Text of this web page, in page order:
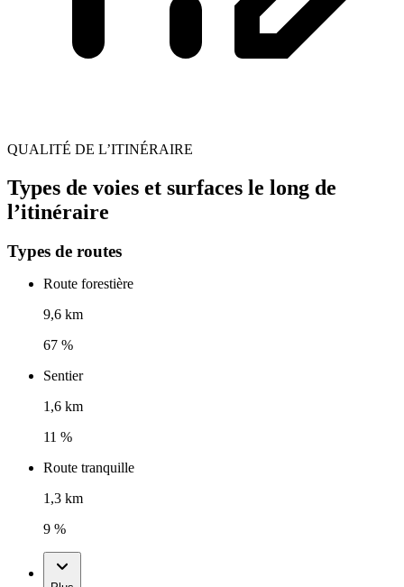
QUALITÉ DE L’ITINÉRAIRE
Types de voies et surfaces le long de
l’itinéraire
Types de routes
Route forestière
9,6 km
67 %
Sentier
1,6 km
11 %
Route tranquille
1,3 km
9 %